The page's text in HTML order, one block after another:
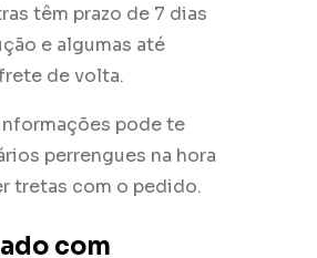
têm prazo de 7 dias
e algumas até
de volta.
pode te
perrengues na hora
tretas com o pedido.
com